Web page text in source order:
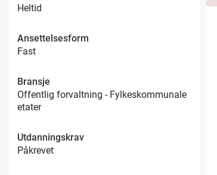
Heltid
Ansettelsesform
Fast
Bransje
Offentlig forvaltning - Fylkeskommunale
etater
Utdanningskrav
Påkrevet